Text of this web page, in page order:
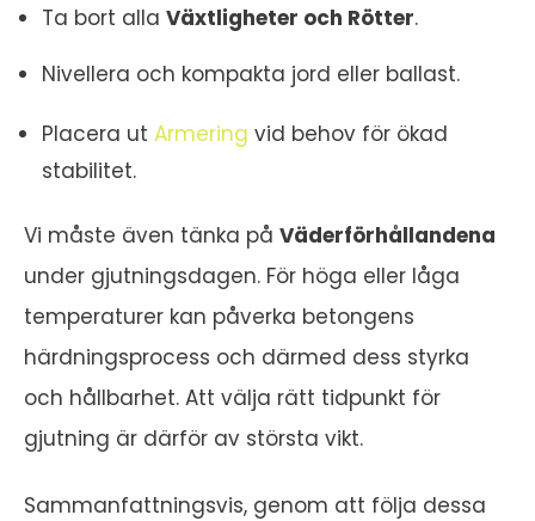
Ta bort alla Växtligheter och Rötter.
Nivellera och kompakta jord eller ballast.
Placera ut Armering vid behov för ökad
stabilitet.
Vi måste även tänka på Väderförhållandena
under gjutningsdagen. För höga eller låga
temperaturer kan påverka betongens
härdningsprocess och därmed dess styrka
och hållbarhet. Att välja rätt tidpunkt för
gjutning är därför av största vikt.
Sammanfattningsvis, genom att följa dessa